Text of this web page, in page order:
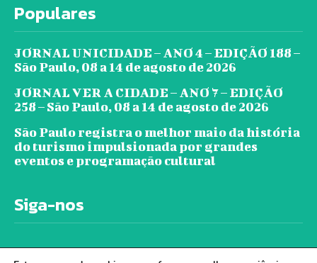
Populares
JORNAL UNICIDADE – ANO 4 – EDIÇÃO 188 –
São Paulo, 08 a 14 de agosto de 2026
JORNAL VER A CIDADE – ANO 7 – EDIÇÃO
258 – São Paulo, 08 a 14 de agosto de 2026
São Paulo registra o melhor maio da história
do turismo impulsionada por grandes
eventos e programação cultural
Siga-nos